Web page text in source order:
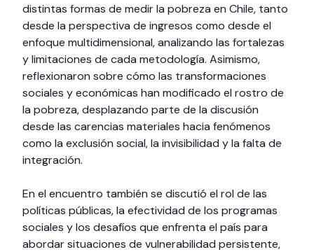
distintas formas de medir la pobreza en Chile, tanto
desde la perspectiva de ingresos como desde el
enfoque multidimensional, analizando las fortalezas
y limitaciones de cada metodología. Asimismo,
reflexionaron sobre cómo las transformaciones
sociales y económicas han modificado el rostro de
la pobreza, desplazando parte de la discusión
desde las carencias materiales hacia fenómenos
como la exclusión social, la invisibilidad y la falta de
integración.
En el encuentro también se discutió el rol de las
políticas públicas, la efectividad de los programas
sociales y los desafíos que enfrenta el país para
abordar situaciones de vulnerabilidad persistente,